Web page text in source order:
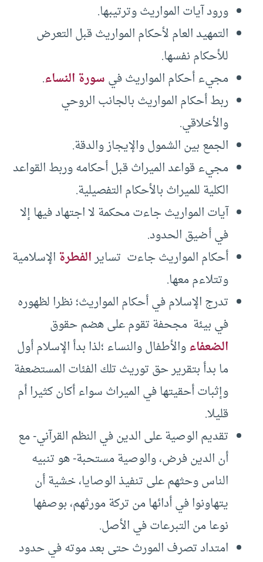
ورود آيات المواريث وترتيبها.
التمهيد العام لأحكام المواريث قبل التعرض
للأحكام نفسها.
مجيء أحكام المواريث فيسورة النساء.
ربط أحكام المواريث بالجانب الروحي
والأخلاقي.
الجمع بين الشمول والإيجاز والدقة.
مجيء قواعد الميراث قبل أحكامه وربط القواعد
الكلية للميراث بالأحكام التفصيلية.
آيات المواريث جاءت محكمة لا اجتهاد فيها إلا
في أضيق الحدود.
أحكام المواريث جاءت تسايرالفطرةالإسلامية
وتتلاءم معها.
تدرج الإسلام في أحكام المواريث؛ نظرا لظهوره
في بيئة مجحفة تقوم على هضم حقوق
الضعفاءوالأطفال والنساء ؛لذا بدأ الإسلام أول
ما بدأ بتقرير حق توريث تلك الفئات المستضعفة
وإثبات أحقيتها في الميراث سواء أكان كثيرا أم
قليلا.
تقديم الوصية على الدين في النظم القرآني- مع
أن الدين فرض، والوصية مستحبة- هو تنبيه
الناس وحثهم على تنفيذ الوصايا، خشية أن
يتهاونوا في أدائها من تركة مورثهم، بوصفها
نوعا من التبرعات في الأصل.
امتداد تصرف المورث حتى بعد موته في حدود